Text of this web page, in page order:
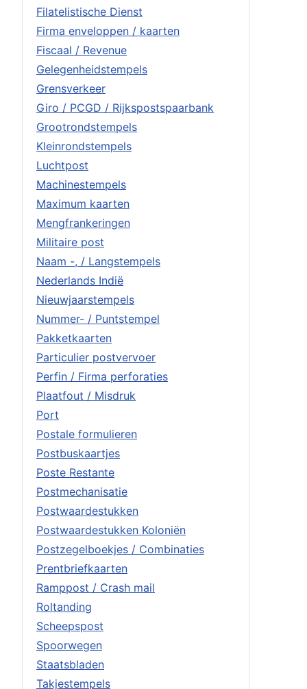
Filatelistische Dienst
Firma enveloppen / kaarten
Fiscaal / Revenue
Gelegenheidstempels
Grensverkeer
Giro / PCGD / Rijkspostspaarbank
Grootrondstempels
Kleinrondstempels
Luchtpost
Machinestempels
Maximum kaarten
Mengfrankeringen
Militaire post
Naam -, / Langstempels
Nederlands Indië
Nieuwjaarstempels
Nummer- / Puntstempel
Pakketkaarten
Particulier postvervoer
Perfin / Firma perforaties
Plaatfout / Misdruk
Port
Postale formulieren
Postbuskaartjes
Poste Restante
Postmechanisatie
Postwaardestukken
Postwaardestukken Koloniën
Postzegelboekjes / Combinaties
Prentbriefkaarten
Ramppost / Crash mail
Roltanding
Scheepspost
Spoorwegen
Staatsbladen
Takjestempels